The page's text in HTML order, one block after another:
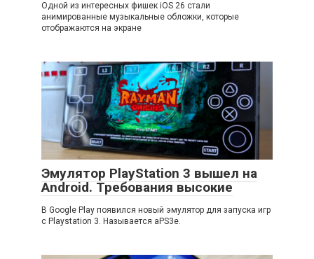
Одной из интересных фишек iOS 26 стали
анимированные музыкальные обложки, которые
отображаются на экране
Эмулятор PlayStation 3 вышел на
Android. Требования высокие
В Google Play появился новый эмулятор для запуска игр
с Playstation 3. Называется aPS3e.